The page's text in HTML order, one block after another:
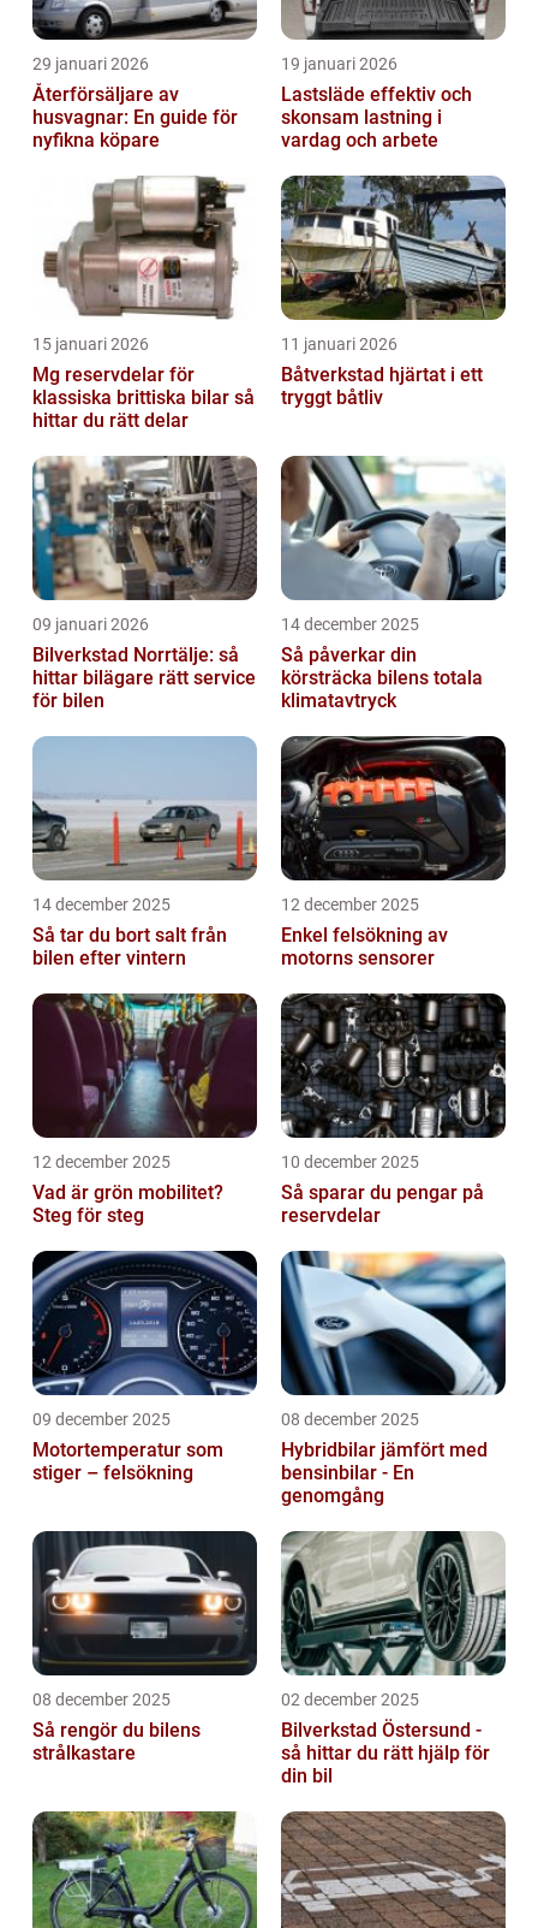
29 januari 2026
Återförsäljare av
husvagnar: En guide för
nyfikna köpare
19 januari 2026
Lastsläde effektiv och
skonsam lastning i
vardag och arbete
15 januari 2026
Mg reservdelar för
klassiska brittiska bilar så
hittar du rätt delar
11 januari 2026
Båtverkstad hjärtat i ett
tryggt båtliv
09 januari 2026
Bilverkstad Norrtälje: så
hittar bilägare rätt service
för bilen
14 december 2025
Så påverkar din
körsträcka bilens totala
klimatavtryck
14 december 2025
Så tar du bort salt från
bilen efter vintern
12 december 2025
Enkel felsökning av
motorns sensorer
12 december 2025
Vad är grön mobilitet?
Steg för steg
10 december 2025
Så sparar du pengar på
reservdelar
09 december 2025
Motortemperatur som
stiger – felsökning
08 december 2025
Hybridbilar jämfört med
bensinbilar - En
genomgång
08 december 2025
Så rengör du bilens
strålkastare
02 december 2025
Bilverkstad Östersund -
så hittar du rätt hjälp för
din bil